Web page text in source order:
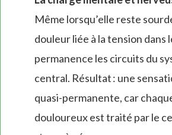
Même lorsqu’elle reste
douleur liée à la tension dans
permanence les circuits du
central. Résultat : une
quasi-permanente, car
douloureux est traité par le